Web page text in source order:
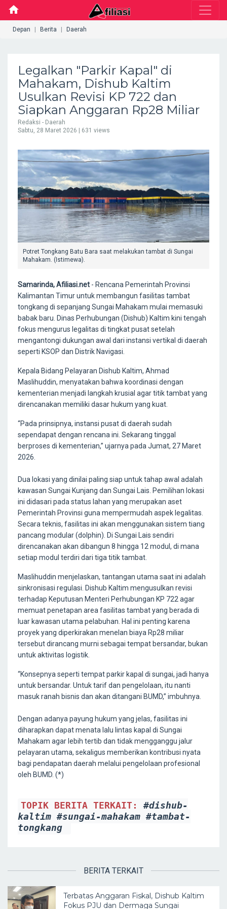
home
Depan Berita Daerah
Legalkan "Parkir Kapal" di
Mahakam, Dishub Kaltim
Usulkan Revisi KP 722 dan
Siapkan Anggaran Rp28 Miliar
Redaksi - Daerah
Sabtu, 28 Maret 2026 | 631 views
Potret Tongkang Batu Bara saat melakukan tambat di Sungai
Mahakam. (Istimewa).
Samarinda, Afiliasi.net - Rencana Pemerintah Provinsi
Kalimantan Timur untuk membangun fasilitas tambat
tongkang di sepanjang Sungai Mahakam mulai memasuki
babak baru. Dinas Perhubungan (Dishub) Kaltim kini tengah
fokus mengurus legalitas di tingkat pusat setelah
mengantongi dukungan awal dari instansi vertikal di daerah
seperti KSOP dan Distrik Navigasi.
Kepala Bidang Pelayaran Dishub Kaltim, Ahmad
Maslihuddin, menyatakan bahwa koordinasi dengan
kementerian menjadi langkah krusial agar titik tambat yang
direncanakan memiliki dasar hukum yang kuat.
“Pada prinsipnya, instansi pusat di daerah sudah
sependapat dengan rencana ini. Sekarang tinggal
berproses di kementerian,” ujarnya pada Jumat, 27 Maret
2026.
Dua lokasi yang dinilai paling siap untuk tahap awal adalah
kawasan Sungai Kunjang dan Sungai Lais. Pemilihan lokasi
ini didasari pada status lahan yang merupakan aset
Pemerintah Provinsi guna mempermudah aspek legalitas.
Secara teknis, fasilitas ini akan menggunakan sistem tiang
pancang modular (dolphin). Di Sungai Lais sendiri
direncanakan akan dibangun 8 hingga 12 modul, di mana
setiap modul terdiri dari tiga titik tambat.
Maslihuddin menjelaskan, tantangan utama saat ini adalah
sinkronisasi regulasi. Dishub Kaltim mengusulkan revisi
terhadap Keputusan Menteri Perhubungan KP 722 agar
memuat penetapan area fasilitas tambat yang berada di
luar kawasan utama pelabuhan. Hal ini penting karena
proyek yang diperkirakan menelan biaya Rp28 miliar
tersebut dirancang murni sebagai tempat bersandar, bukan
untuk aktivitas logistik.
“Konsepnya seperti tempat parkir kapal di sungai, jadi hanya
untuk bersandar. Untuk tarif dan pengelolaan, itu nanti
masuk ranah bisnis dan akan ditangani BUMD,” imbuhnya.
Dengan adanya payung hukum yang jelas, fasilitas ini
diharapkan dapat menata lalu lintas kapal di Sungai
Mahakam agar lebih tertib dan tidak mengganggu jalur
pelayaran utama, sekaligus memberikan kontribusi nyata
bagi pendapatan daerah melalui pengelolaan profesional
oleh BUMD. (*)
TOPIK BERITA TERKAIT:
#dishub-
kaltim #sungai-mahakam #tambat-
tongkang
BERITA TERKAIT
Terbatas Anggaran Fiskal, Dishub Kaltim
Fokus PJU dan Dermaga Sungai